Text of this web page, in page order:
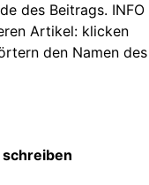
des Beitrags. INFO
Artikel: klicken
den Namen des
schreiben